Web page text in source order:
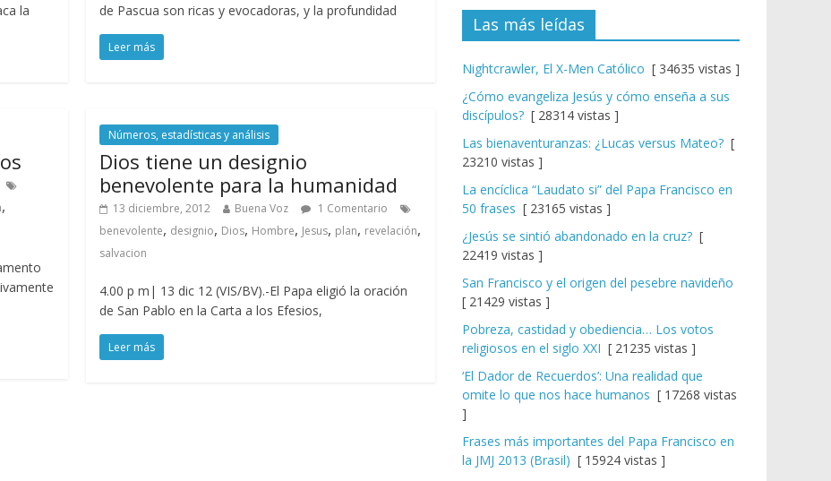
la
de Pascua son ricas y evocadoras, y la profundidad
Leer más
,
Números, estadísticas y análisis
Dios tiene un designio
benevolente para la humanidad
13 diciembre, 2012 Buena Voz
1 Comentario
benevolente, designio, Dios, Hombre, Jesus, plan, revelación,
salvacion
4.00 p m| 13 dic 12 (VIS/BV).-El Papa eligió la oración
de San Pablo en la Carta a los Efesios,
Leer más
Las más leídas
Nightcrawler, El X-Men Católico [ 34635 vistas ]
¿Cómo evangeliza Jesús y cómo enseña a sus
discípulos? [ 28314 vistas ]
Las bienaventuranzas: ¿Lucas versus Mateo? [
23210 vistas ]
La encíclica “Laudato si” del Papa Francisco en
50 frases [ 23165 vistas ]
¿Jesús se sintió abandonado en la cruz? [
22419 vistas ]
San Francisco y el origen del pesebre navideño
[ 21429 vistas ]
Pobreza, castidad y obediencia… Los votos
religiosos en el siglo XXI [ 21235 vistas ]
‘El Dador de Recuerdos’: Una realidad que
omite lo que nos hace humanos [ 17268 vistas
]
Frases más importantes del Papa Francisco en
la JMJ 2013 (Brasil) [ 15924 vistas ]